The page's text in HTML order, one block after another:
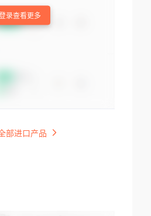
录查看更多
部进口产品